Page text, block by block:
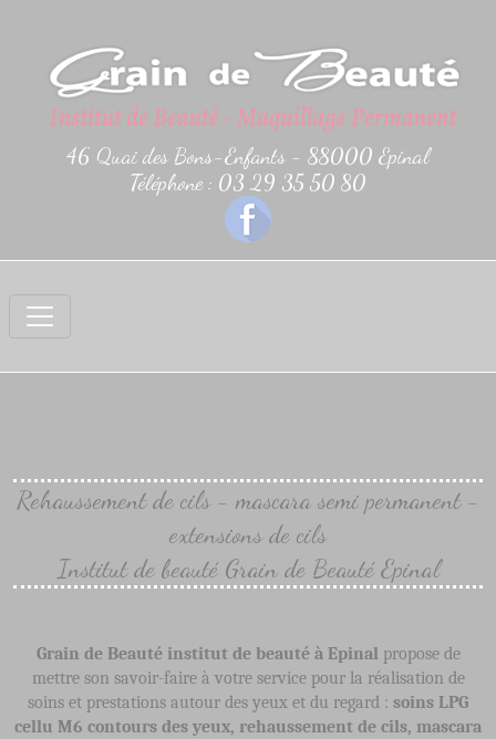
46 Quai des Bons-Enfants - 88000 Epinal
Téléphone : 03 29 35 50 80
Rehaussement de cils - mascara semi permanent -
extensions de cils
Institut de beauté Grain de Beauté Epinal
Grain de Beauté institut de beauté à Epinalpropose de
mettre son savoir-faire à votre service pour la réalisation de
soins et prestations autour des yeux et du regard : soins LPG
cellu M6 contours des yeux, rehaussement de cils, mascara